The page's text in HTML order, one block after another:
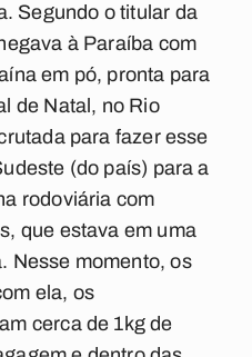
Segundo o titular da
à Paraíba com
em pó, pronta para
de Natal, no Rio
para fazer esse
(do país) para a
rodoviária com
que estava em uma
Nesse momento, os
ela, os
cerca de 1kg de